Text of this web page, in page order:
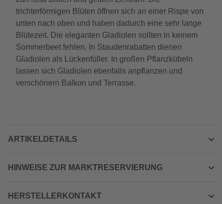
trichterförmigen Blüten öffnen sich an einer Rispe von
unten nach oben und haben dadurch eine sehr lange
Blütezeit. Die eleganten Gladiolen sollten in keinem
Sommerbeet fehlen. In Staudenrabatten dienen
Gladiolen als Lückenfüller. In großen Pflanzkübeln
lassen sich Gladiolen ebenfalls anpflanzen und
verschönern Balkon und Terrasse.
ARTIKELDETAILS
HINWEISE ZUR MARKTRESERVIERUNG
HERSTELLERKONTAKT